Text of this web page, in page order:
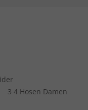
3 4 Hosen Damen